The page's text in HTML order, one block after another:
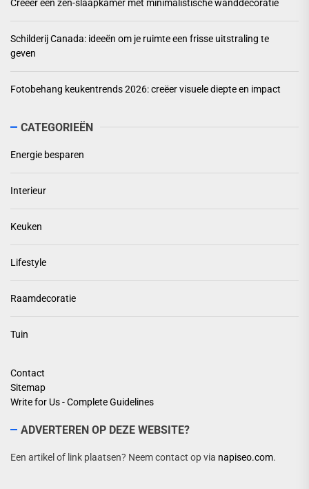
Creëer een zen-slaapkamer met minimalistische wanddecoratie
Schilderij Canada: ideeën om je ruimte een frisse uitstraling te
geven
Fotobehang keukentrends 2026: creëer visuele diepte en impact
CATEGORIEËN
Energie besparen
Interieur
Keuken
Lifestyle
Raamdecoratie
Tuin
Contact
Sitemap
Write for Us - Complete Guidelines
ADVERTEREN OP DEZE WEBSITE?
Een artikel of link plaatsen? Neem contact op via napiseo.com.